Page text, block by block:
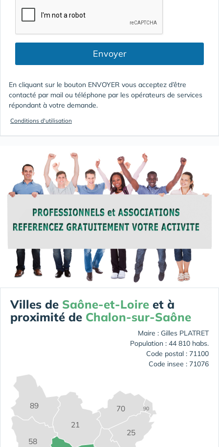
Envoyer
En cliquant sur le bouton ENVOYER vous acceptez d’être
contacté par mail ou téléphone par les opérateurs de services
répondant à votre demande.
Conditions d'utilisation
Villes de Saône-et-Loire et à
proximité de Chalon-sur-Saône
Maire : Gilles PLATRET
Population : 44 810 habs.
Code postal : 71100
Code insee : 71076
21
25
58
70
89 90